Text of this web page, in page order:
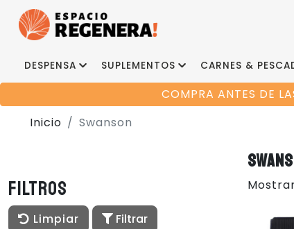
DESPENSA SUPLEMENTOS CARNES &
COMPRA ANTES DE
Inicio Swanson
Filtros
Limpiar Filtrar